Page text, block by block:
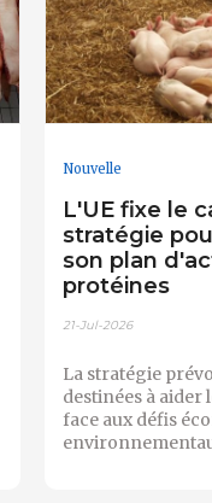
Nouvelle
L'UE fixe le
stratégie
son plan
protéines
21-Jul-2026
La stratégie
destinées à aider
face aux défis